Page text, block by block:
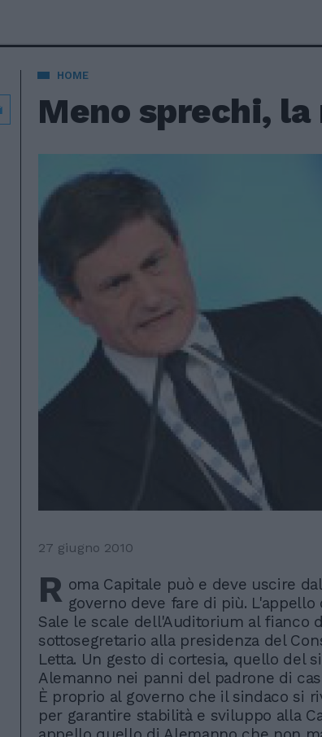
HOME
Meno sprechi,
27 giugno 2010
R oma Capitale può e deve uscire
governo deve fare di più. L'appello
Sale le scale dell'Auditorium al fianco
sottosegretario alla presidenza del
Letta. Un gesto di cortesia, quello del
Alemanno nei panni del padrone di
È proprio al governo che il sindaco si
per garantire stabilità e sviluppo alla